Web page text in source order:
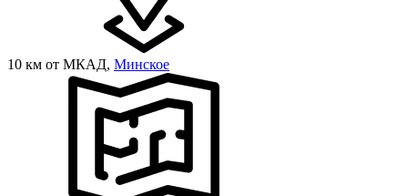
10 км от МКАД, Минское